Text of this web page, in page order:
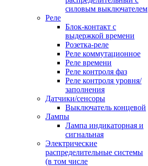
силовым выключателем
Реле
Блок-контакт с
выдержкой времени
Розетка-реле
Реле коммутационное
Реле времени
Реле контроля фаз
Реле контроля уровня/
заполнения
Датчики/сенсоры
Выключатель концевой
Лампы
Лампа индикаторная и
сигнальная
Электрические
распределительные системы
(в том числе